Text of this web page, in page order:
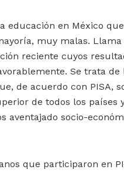
educación en México
muy malas.
reciente cuyos
Se trata de
de acuerdo con PISA,
de todos los países
aventajado socio-
que participaron en